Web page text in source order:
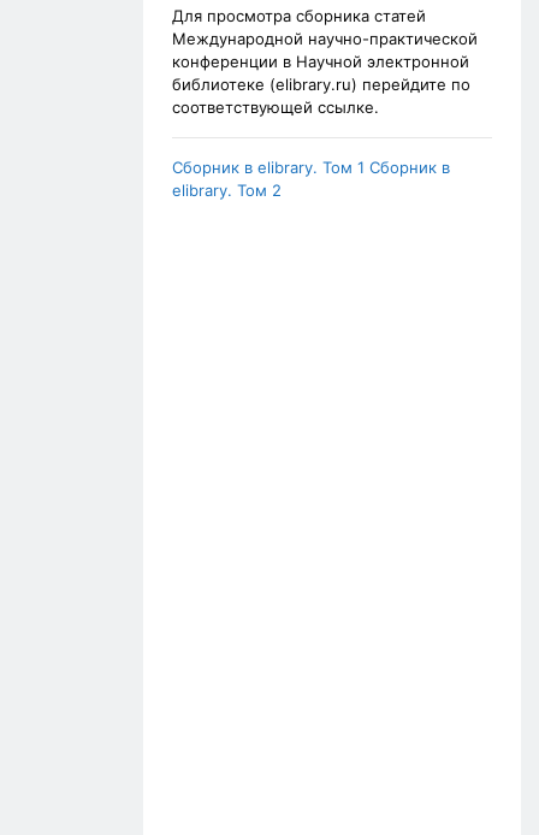
Для просмотра сборника статей
Международной научно-практической
конференции в Научной электронной
библиотеке (elibrary.ru) перейдите по
соответствующей ссылке.
Сборник в elibrary. Том 1 Сборник в
elibrary. Том 2